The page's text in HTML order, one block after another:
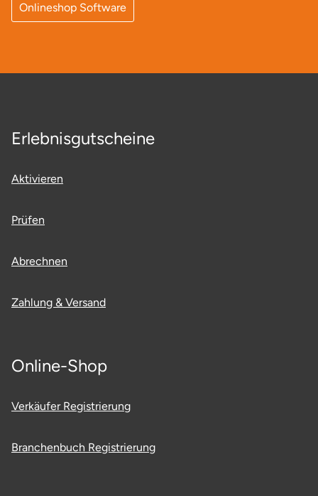
Onlineshop Software
Erlebnisgutscheine
Aktivieren
Prüfen
Abrechnen
Zahlung & Versand
Online-Shop
Verkäufer Registrierung
Branchenbuch Registrierung